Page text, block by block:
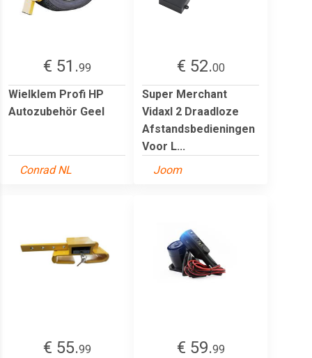
€ 51.99
Wielklem Profi HP
Autozubehör Geel
Conrad NL
€ 52.00
Super Merchant
Vidaxl 2 Draadloze
Afstandsbedieningen
Voor L...
Joom
€ 55.99
€ 59.99